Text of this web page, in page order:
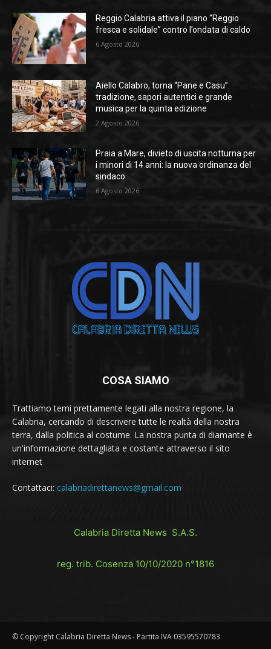
Reggio Calabria attiva il piano “Reggio
fresca e solidale” contro l’ondata di caldo
6 Agosto 2026
Aiello Calabro, torna “Pane e Casu”:
tradizione, sapori autentici e grande
musica per la quinta edizione
2 Agosto 2026
Praia a Mare, divieto di uscita notturna per
i minori di 14 anni: la nuova ordinanza del
sindaco
6 Agosto 2026
COSA SIAMO
Trattiamo temi prettamente legati alla nostra regione, la
Calabria, cercando di descrivere tutte le realtà della nostra
terra, dalla politica al costume. La nostra punta di diamante è
un'informazione dettagliata e costante attraverso il sito
internet
Contattaci: calabriadirettanews@gmail.com
Calabria Diretta News S.A.S.
reg. trib. Cosenza 10/10/2020 n°1816
© Copyright Calabria Diretta News - Partita IVA 03595570783